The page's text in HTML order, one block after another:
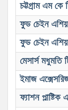
চট্টগ্রাম এম কে
ফুড চেইন
ফুড চেইন
মেসার্স মধুমতি
ইমাজ
ফ্যাশন প্লাষ্টিক